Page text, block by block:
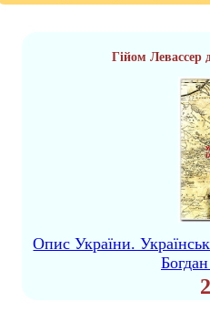
Гійом Левассер
Опис України.